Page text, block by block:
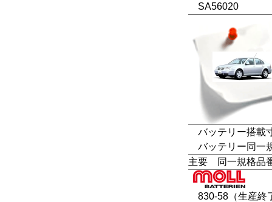
SA56020
バッテリー搭載
バッテリー同一
主要 同一規格品
830-58（生産終